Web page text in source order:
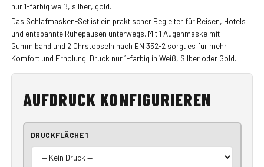
nur 1-farbig weiß, silber, gold.
Das Schlafmasken-Set ist ein praktischer Begleiter für Reisen, Hotels
und entspannte Ruhepausen unterwegs. Mit 1 Augenmaske mit
Gummiband und 2 Ohrstöpseln nach EN 352-2 sorgt es für mehr
Komfort und Erholung. Druck nur 1-farbig in Weiß, Silber oder Gold.
AUFDRUCK KONFIGURIEREN
DRUCKFLÄCHE 1